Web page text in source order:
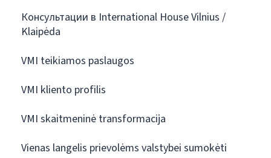
Консультации в International House Vilnius /
Klaipėda
VMI teikiamos paslaugos
VMI kliento profilis
VMI skaitmeninė transformacija
Vienas langelis prievolėms valstybei sumokėti